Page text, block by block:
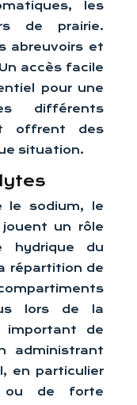
les
de prairie.
abreuvoirs et
accès facile
pour une
différents
offrent des
situation.
le sodium, le
un rôle
hydrique du
répartition de
lors de la
important de
administrant
en particulier
ou de forte